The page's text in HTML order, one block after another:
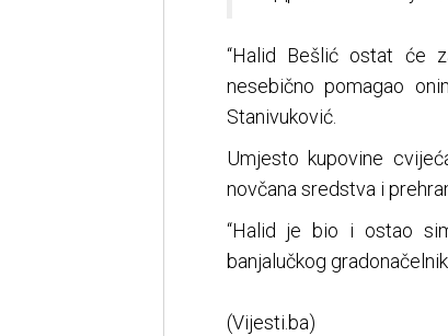
“Halid Bešlić ostat će
nesebično pomagao
Stanivuković.
Umjesto kupovine
novčana sredstva i
“Halid je bio i ostao
banjalučkog
(Vijesti.ba)